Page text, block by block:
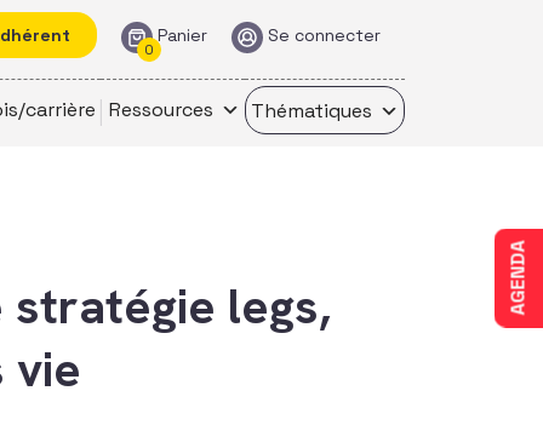
Panier
0
Se connecter
carrière Ressources Thématiques
AGENDA
legs,
vie